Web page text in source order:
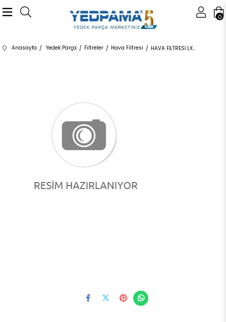
0
Anasayfa Yedek Parça Filtreler Hava Filtresi HAVA FİLTRESİ LX20774 13718511668 13718511668 F20,F21,F22,F23,F30,F31,F32,F33,F34,F36 N47N 2012-2018